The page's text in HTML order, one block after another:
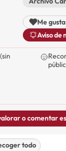
Me gusta
Aviso de
o comentar
todo